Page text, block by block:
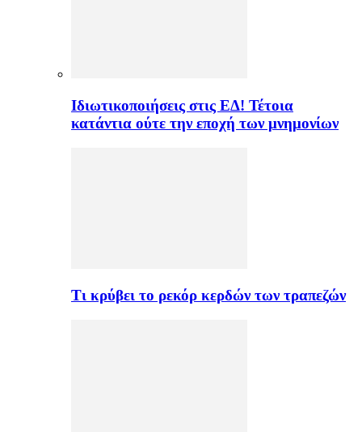
Ιδιωτικοποιήσεις στις ΕΔ! Τέτοια
κατάντια ούτε την εποχή των μνημονίων
Τι κρύβει το ρεκόρ κερδών των τραπεζών